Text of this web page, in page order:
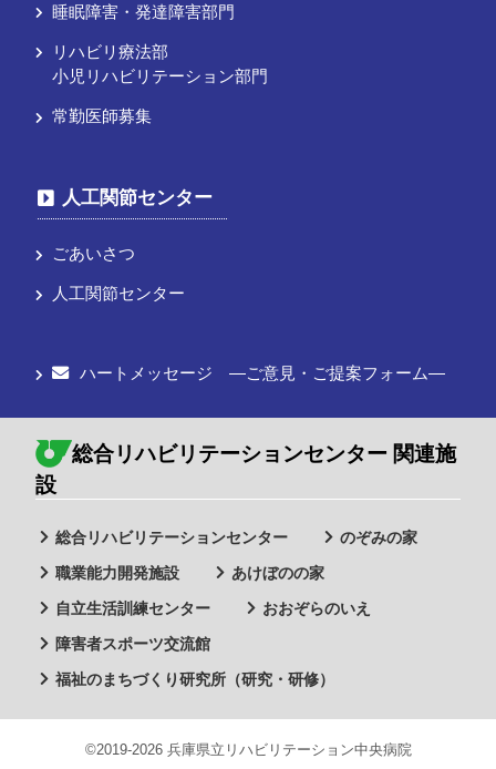
睡眠障害・発達障害部門
リハビリ療法部
小児リハビリテーション部門
常勤医師募集
人工関節センター
ごあいさつ
人工関節センター
ハートメッセージ ―ご意見・ご提案フォーム―
総合リハビリテーションセンター 関連施
設
総合リハビリテーションセンター
のぞみの家
職業能力開発施設
あけぼのの家
自立生活訓練センター
おおぞらのいえ
障害者スポーツ交流館
福祉のまちづくり研究所（研究・研修）
©2019-2026 兵庫県立リハビリテーション中央病院